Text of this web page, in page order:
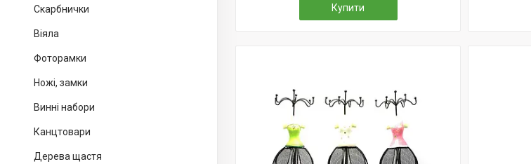
Скарбнички
Віяла
Фоторамки
Ножі, замки
Винні набори
Канцтовари
Дерева щастя
Купити